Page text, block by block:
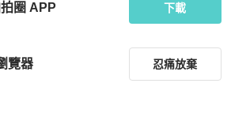
圈 APP 下載
覽器 忍痛放棄